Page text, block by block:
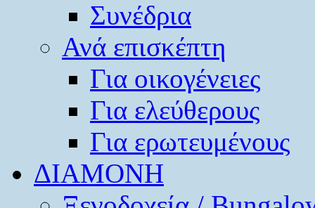
Συνέδρια
Ανά επισκέπτη
Για οικογένειες
Για ελεύθερους
Για ερωτευμένους
ΔΙΑΜΟΝΗ